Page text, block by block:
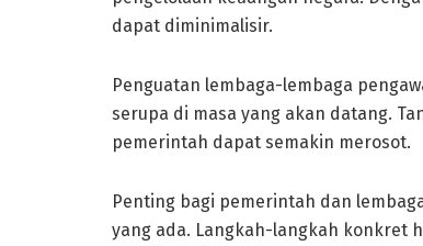
dapat diminimalisir.
Penguatan lembaga-lembaga
serupa di masa yang akan datang.
pemerintah dapat semakin merosot.
Penting bagi pemerintah dan
yang ada. Langkah-langkah konkret